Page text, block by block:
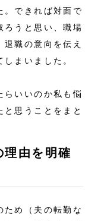
。できれば対面で
ろうと思い、職場
職の意向を伝え
まいました。
らいいのか私も悩
思うことをまと
理由を明確
ため（夫の転勤な